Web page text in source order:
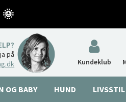
på
Kundeklub
OG BABY HUND LIVSSTIL